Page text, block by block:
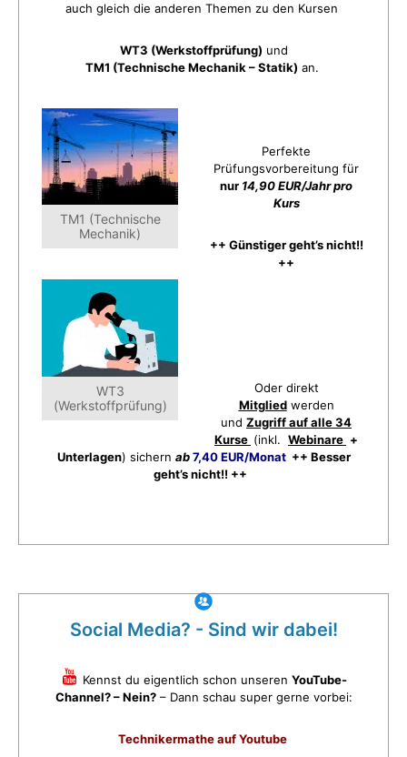
auch gleich die anderen Themen zu den Kursen
WT3 (Werkstoffprüfung) und
TM1 (Technische Mechanik – Statik) an.
TM1 (Technische
Mechanik)
WT3
(Werkstoffprüfung)
Perfekte
Prüfungsvorbereitung für
nur 14,90 EUR/Jahr pro
Kurs
++ Günstiger geht’s nicht!!
++
Oder direkt
Mitgliedwerden
und Zugriff auf alle 34
Kurse (inkl. Webinare +
Unterlagen) sichern ab7,40 EUR/Monat++ Besser
geht’s nicht!! ++
Social Media? - Sind wir dabei!
Kennst du eigentlich schon unseren YouTube-
Channel? – Nein?– Dann schau super gerne vorbei:
Technikermathe auf Youtube